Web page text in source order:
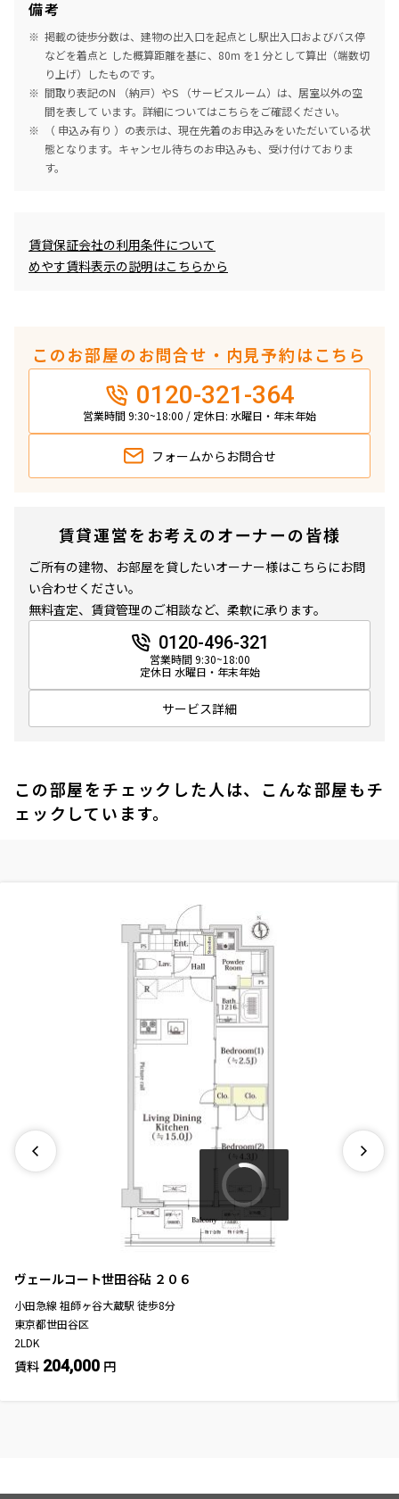
備考
掲載の徒歩分数は、建物の出入口を起点とし駅出入口およびバス停
などを着点と した概算距離を基に、80m を1 分として算出（端数切
り上げ）したものです。
間取り表記のN （納戸）やS （サービスルーム）は、居室以外の空
間を表して います。詳細についてはこちらをご確認ください。
（ 申込み有り ）の表示は、現在先着のお申込みをいただいている状
態となります。キャンセル待ちのお申込みも、受け付けておりま
す。
賃貸保証会社の利用条件について
めやす賃料表示の説明はこちらから
このお部屋のお問合せ・内見予約はこちら
0120-321-364
営業時間 9:30~18:00 / 定休日: 水曜日・年末年始
フォームから お問合せ
賃貸運営をお考えのオーナーの皆様
ご所有の建物、お部屋を貸したいオーナー様はこちらにお問
い合わせください。
無料査定、賃貸管理のご相談など、柔軟に承ります。
0120-496-321
営業時間 9:30~18:00
定休日 水曜日・年末年始
サービス詳細
この部屋をチェックした人は、こんな部屋もチ
ェックしています。
ヴェールコート世田谷砧 ２０６
小田急線 祖師ヶ谷大蔵駅 徒歩8分
東京都世田谷区
2LDK
賃料 204,000 円